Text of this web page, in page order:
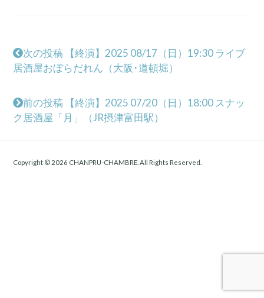
次の投稿 【終演】2025 08/17（日）19:30 ライブ
居酒屋おぼらだれん（大阪･道頓堀）
前の投稿 【終演】2025 07/20（日）18:00 スナッ
ク居酒屋「月」（JR摂津富田駅）
Copyright © 2026 CHANPRU-CHAMBRE. All Rights Reserved.